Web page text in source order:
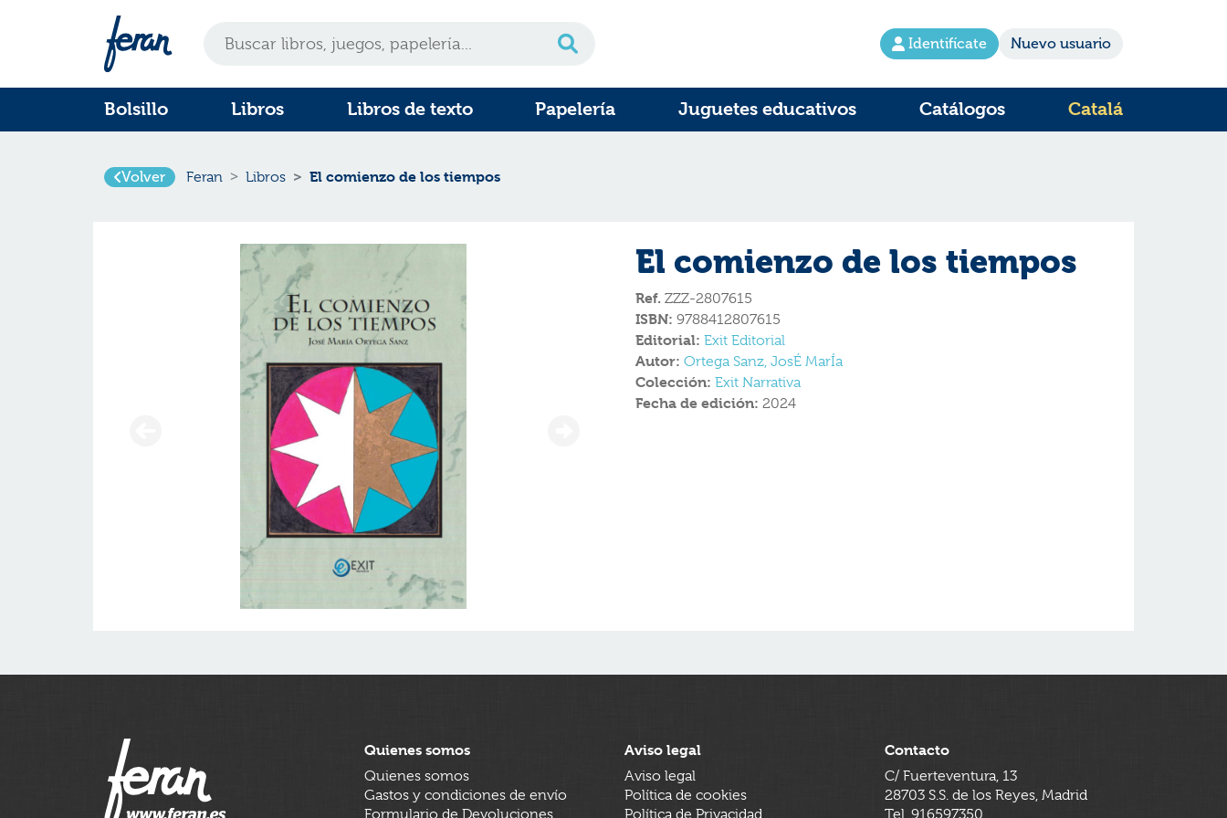
Identifícate Nuevo usuario
Bolsillo Libros Libros de texto Papelería Juguetes educativos Catálogos Catalá
Volver Feran Libros El comienzo de los tiempos
El comienzo de los tiempos
Ref. ZZZ-2807615
ISBN: 9788412807615
Editorial: Exit Editorial
Autor: Ortega Sanz, JosÉ MarÍa
Colección: Exit Narrativa
Fecha de edición: 2024
Quienes somos
Quienes somos
Gastos y condiciones de envío
Formulario de Devoluciones
Aviso legal
Aviso legal
Política de cookies
Política de Privacidad
Contacto
C/ Fuerteventura, 13
28703 S.S. de los Reyes, Madrid
Tel. 916597350